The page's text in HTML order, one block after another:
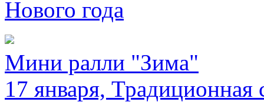
Нового года
Мини ралли "Зима"
17 января,